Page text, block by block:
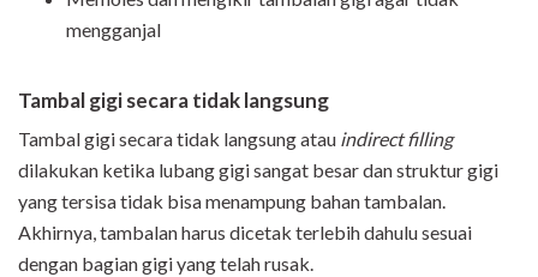
mengganjal
Tambal gigi secara tidak langsung
Tambal gigi secara tidak langsung atau indirect filling
dilakukan ketika lubang gigi sangat besar dan struktur gigi
yang tersisa tidak bisa menampung bahan tambalan.
Akhirnya, tambalan harus dicetak terlebih dahulu sesuai
dengan bagian gigi yang telah rusak.